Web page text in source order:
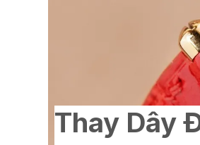
Thay Dây